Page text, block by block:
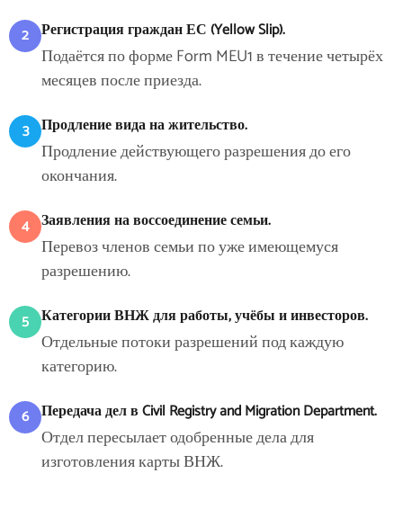
2 Регистрация граждан ЕС (Yellow Slip).
Подаётся по форме Form MEU1 в течение четырёх
месяцев после приезда.
3 Продление вида на жительство.
Продление действующего разрешения до его
окончания.
4 Заявления на воссоединение семьи.
Перевоз членов семьи по уже имеющемуся
разрешению.
5 Категории ВНЖ для работы, учёбы и инвесторов.
Отдельные потоки разрешений под каждую
категорию.
6 Передача дел в Civil Registry and Migration Department.
Отдел пересылает одобренные дела для
изготовления карты ВНЖ.